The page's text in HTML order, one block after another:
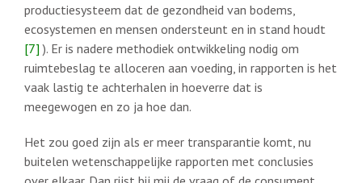
productiesysteem dat de gezondheid van bodems,
ecosystemen en mensen ondersteunt en in stand houdt
[7] ). Er is nadere methodiek ontwikkeling nodig om
ruimtebeslag te alloceren aan voeding, in rapporten is het
vaak lastig te achterhalen in hoeverre dat is
meegewogen en zo ja hoe dan.
Het zou goed zijn als er meer transparantie komt, nu
buitelen wetenschappelijke rapporten met conclusies